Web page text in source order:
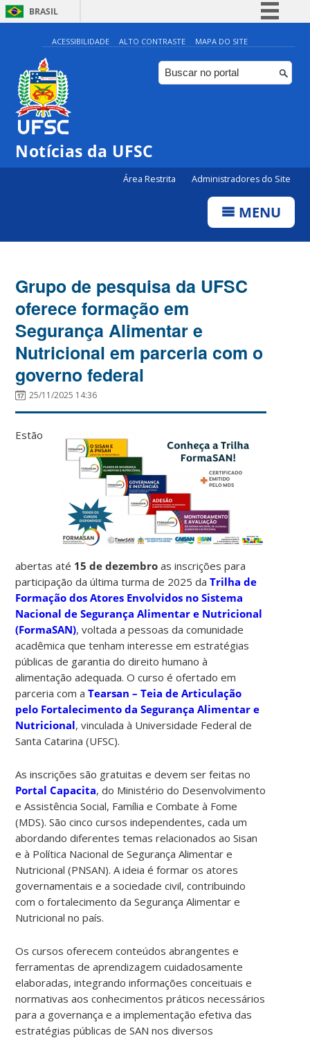
BRASIL
Simplifique!
Comunica BR
Participe
ACESSIBILIDADE ALTO CONTRASTE MAPA DO SITE
Notícias da UFSC
Área Restrita Administradores do Site
MENU
Grupo de pesquisa da UFSC
oferece formação em
Segurança Alimentar e
Nutricional em parceria com o
governo federal
25/11/2025 14:36
Estão
abertas até 15 de dezembro as inscrições para
participação da última turma de 2025 daTrilha de
Formação dos Atores Envolvidos no Sistema
Nacional de Segurança Alimentar e Nutricional
(FormaSAN), voltada a pessoas da comunidade
acadêmica que tenham interesse em estratégias
públicas de garantia do direito humano à
alimentação adequada. O curso é ofertado em
parceria com aTearsan – Teia de Articulação
pelo Fortalecimento da Segurança Alimentar e
Nutricional, vinculada à Universidade Federal de
Santa Catarina (UFSC).
As inscrições são gratuitas e devem ser feitas no
Portal Capacita, do Ministério do Desenvolvimento
e Assistência Social, Família e Combate à Fome
(MDS). São cinco cursos independentes, cada um
abordando diferentes temas relacionados ao Sisan
e à Política Nacional de Segurança Alimentar e
Nutricional (PNSAN). A ideia é formar os atores
governamentais e a sociedade civil, contribuindo
com o fortalecimento da Segurança Alimentar e
Nutricional no país.
Os cursos oferecem conteúdos abrangentes e
ferramentas de aprendizagem cuidadosamente
elaboradas, integrando informações conceituais e
normativas aos conhecimentos práticos necessários
para a governança e a implementação efetiva das
estratégias públicas de SAN nos diversos